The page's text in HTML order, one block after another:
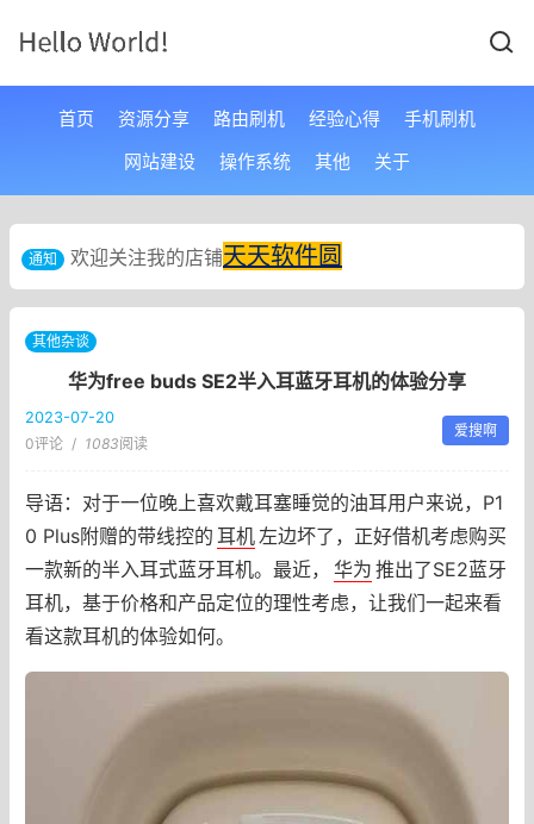
首页 资源分享 路由刷机 经验心得
手机刷机
网站建设
操作系统 其他 关于
通知 欢迎关注我的店铺天天软件圆
其他杂谈
华为free buds SE2半入耳蓝牙耳机的体验分享
2023-07-20
0评论 / 1083阅读
爱搜啊
导语：对于一位晚上喜欢戴耳塞睡觉的油耳用户来说，P1
0 Plus附赠的带线控的 耳机 左边坏了，正好借机考虑购买
一款新的半入耳式蓝牙耳机。最近，
华为 推出了SE2蓝牙
耳机，基于价格和产品定位的理性考虑，让我们一起来看
看这款耳机的体验如何。